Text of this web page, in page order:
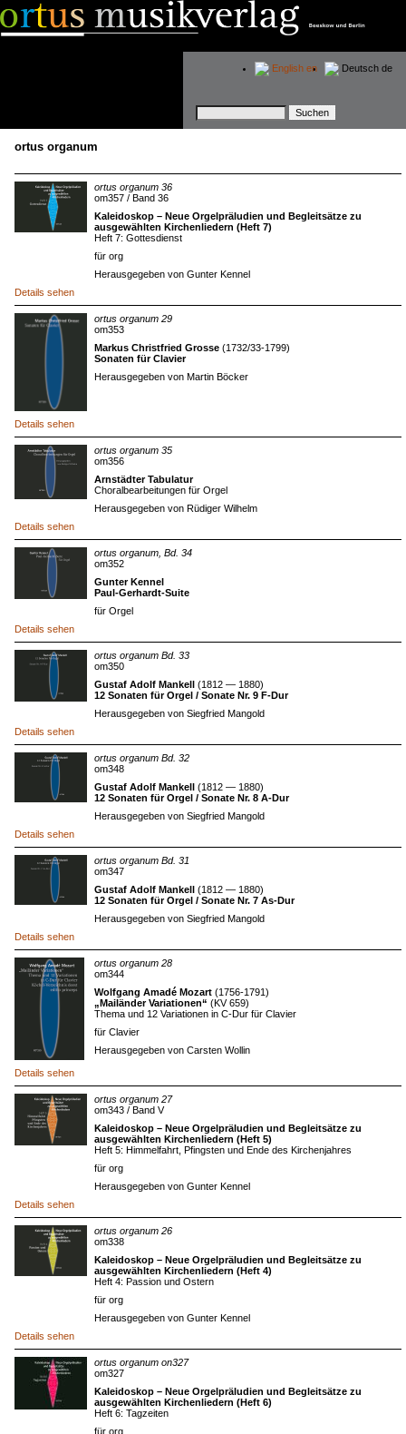
Suchbegriffe
Deutsch de
English en
ortus organum
ortus organum 36
om357 / Band 36
Kaleidoskop – Neue Orgelpräludien und Begleitsätze zu
ausgewählten Kirchenliedern (Heft 7)
Heft 7: Gottesdienst
für org
Herausgegeben von Gunter Kennel
Details sehen
ortus organum 29
om353
Markus Christfried Grosse (1732/33-1799)
Sonaten für Clavier
Herausgegeben von Martin Böcker
Details sehen
ortus organum 35
om356
Arnstädter Tabulatur
Choralbearbeitungen für Orgel
Herausgegeben von Rüdiger Wilhelm
Details sehen
ortus organum, Bd. 34
om352
Gunter Kennel
Paul-Gerhardt-Suite
für Orgel
Details sehen
ortus organum Bd. 33
om350
Gustaf Adolf Mankell (1812 — 1880)
12 Sonaten für Orgel / Sonate Nr. 9 F-Dur
Herausgegeben von Siegfried Mangold
Details sehen
ortus organum Bd. 32
om348
Gustaf Adolf Mankell (1812 — 1880)
12 Sonaten für Orgel / Sonate Nr. 8 A-Dur
Herausgegeben von Siegfried Mangold
Details sehen
ortus organum Bd. 31
om347
Gustaf Adolf Mankell (1812 — 1880)
12 Sonaten für Orgel / Sonate Nr. 7 As-Dur
Herausgegeben von Siegfried Mangold
Details sehen
ortus organum 28
om344
Wolfgang Amadé Mozart (1756-1791)
„Mailänder Variationen“ (KV 659)
Thema und 12 Variationen in C-Dur für Clavier
für Clavier
Herausgegeben von Carsten Wollin
Details sehen
ortus organum 27
om343 / Band V
Kaleidoskop – Neue Orgelpräludien und Begleitsätze zu
ausgewählten Kirchenliedern (Heft 5)
Heft 5: Himmelfahrt, Pfingsten und Ende des Kirchenjahres
für org
Herausgegeben von Gunter Kennel
Details sehen
ortus organum 26
om338
Kaleidoskop – Neue Orgelpräludien und Begleitsätze zu
ausgewählten Kirchenliedern (Heft 4)
Heft 4: Passion und Ostern
für org
Herausgegeben von Gunter Kennel
Details sehen
ortus organum on327
om327
Kaleidoskop – Neue Orgelpräludien und Begleitsätze zu
ausgewählten Kirchenliedern (Heft 6)
Heft 6: Tagzeiten
für org